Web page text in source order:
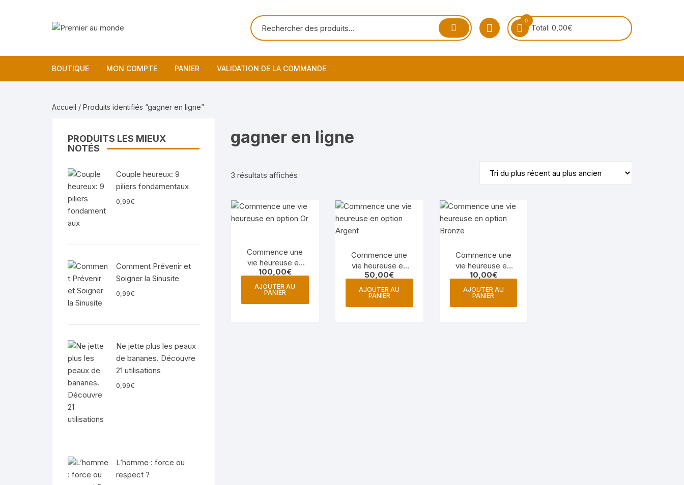
0
Total: 0,00€
BOUTIQUE MON COMPTE PANIER VALIDATION DE LA COMMANDE
Accueil / Produits identifiés “gagner en ligne”
gagner en ligne
3 résultats affichés
récent
au
Commence une
vie heureuse en
option Or
100,00€
AJOUTER AU
PANIER
Commence une
vie heureuse en
option Argent
50,00€
AJOUTER AU
PANIER
Commence une
vie heureuse en
option Bronze
10,00€
AJOUTER AU
PANIER
PRODUITS LES MIEUX
NOTÉS
Couple heureux: 9
piliers fondamentaux
0,99€
Comment Prévenir et
Soigner la Sinusite
0,99€
Ne jette plus les peaux
de bananes. Découvre
21 utilisations
0,99€
L’homme : force ou
respect ?